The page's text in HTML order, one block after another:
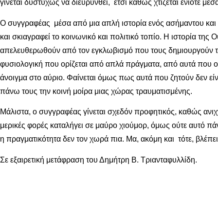
γίνεται δυστυχώς να διευρυνθεί, έτσι καθώς χτίζεται ενίοτε
Ο συγγραφέας μέσα από μια απλή ιστορία ενός ασήμαντου και
και σκιαγραφεί το κοινωνικό και πολιτικό τοπίο. Η ιστορία
απελευθερωθούν από τον εγκλωβισμό που τους δημιουργούν
φυσιολογική που ορίζεται από απλά πράγματα, από αυτά που
άνοιγμα στο αύριο. Φαίνεται όμως πως αυτά που ζητούν δεν
πάνω τους την κοινή μοίρα μιας χώρας τραυματισμένης.
Μάλιστα, ο συγγραφέας γίνεται σχεδόν προφητικός, καθώς
μερικές φορές καταλήγει σε μαύρο χιούμορ, όμως ούτε αυτό
η πραγματικότητα δεν τον χωρά πια. Μα, ακόμη και τότε,
Σε εξαιρετική μετάφραση του Δημήτρη Β. Τριανταφυλλίδη.